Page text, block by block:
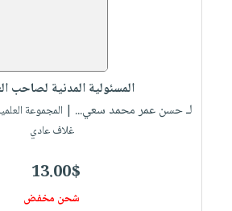
المسئولية المدنية لصاحب
لـ حسن عمر محمد سعي... | المجموعة
غلاف عادي
13.00$
شحن مخفض